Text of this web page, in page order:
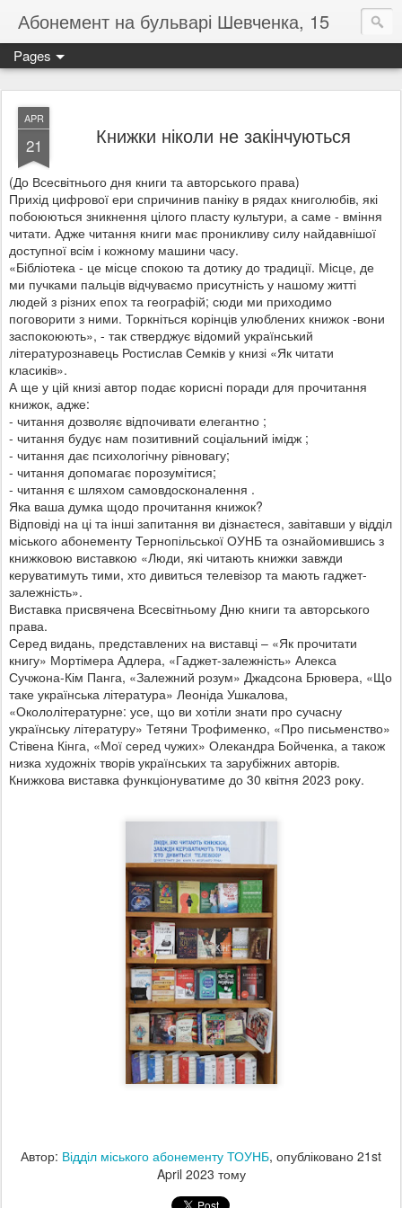
Абонемент на бульварі Шевченка, 15
Pages
APR
21 Книжки ніколи не закінчуються
(До Всесвітнього дня книги та авторського права)
Прихід цифрової ери спричинив паніку в рядах книголюбів, які
побоюються зникнення цілого пласту культури, а саме - вміння
читати. Адже читання книги має проникливу силу найдавнішої
доступної всім і кожному машини часу.
«Бібліотека - це місце спокою та дотику до традиції. Місце, де
ми пучками пальців відчуваємо присутність у нашому житті
людей з різних епох та географій; сюди ми приходимо
поговорити з ними. Торкніться корінців улюблених книжок -вони
заспокоюють», - так стверджує відомий український
літературознавець Ростислав Семків у книзі «Як читати
класиків».
А ще у цій книзі автор подає корисні поради для прочитання
книжок, адже:
- читання дозволяє відпочивати елегантно ;
- читання будує нам позитивний соціальний імідж ;
- читання дає психологічну рівновагу;
- читання допомагає порозумітися;
- читання є шляхом самовдосконалення .
Яка ваша думка щодо прочитання книжок?
Відповіді на ці та інші запитання ви дізнаєтеся, завітавши у відділ
міського абонементу Тернопільської ОУНБ та ознайомившись з
книжковою виставкою «Люди, які читають книжки завжди
керуватимуть тими, хто дивиться телевізор та мають гаджет-
залежність».
Виставка присвячена Всесвітньому Дню книги та авторського
права.
Серед видань, представлених на виставці – «Як прочитати
книгу» Мортімера Адлера, «Гаджет-залежність» Алекса
Сучжона-Кім Панга, «Залежний розум» Джадсона Брювера, «Що
таке українська література» Леоніда Ушкалова,
«Окололітературне: усе, що ви хотіли знати про сучасну
українську літературу» Тетяни Трофименко, «Про письменство»
Стівена Кінга, «Мої серед чужих» Олекандра Бойченка, а також
низка художніх творів українських та зарубіжних авторів.
Книжкова виставка функціонуватиме до 30 квітня 2023 року.
Автор: Відділ міського абонементу ТОУНБ, опубліковано 21st
April 2023 тому